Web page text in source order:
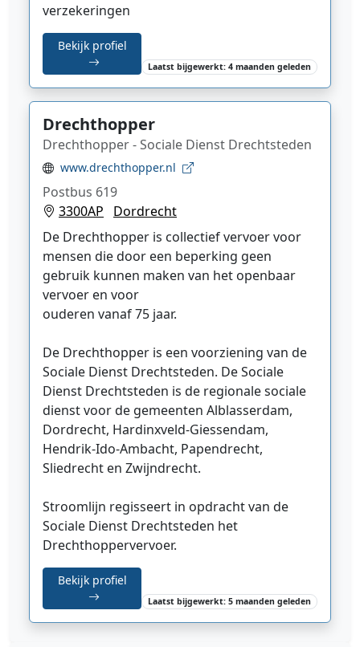
verzekeringen
Bekijk profiel
Laatst bijgewerkt: 4 maanden geleden
Drechthopper
Drechthopper - Sociale Dienst Drechtsteden
www.drechthopper.nl
Postbus 619
3300AP
Dordrecht
De Drechthopper is collectief vervoer voor
mensen die door een beperking geen
gebruik kunnen maken van het openbaar
vervoer en voor
ouderen vanaf 75 jaar.
De Drechthopper is een voorziening van de
Sociale Dienst Drechtsteden. De Sociale
Dienst Drechtsteden is de regionale sociale
dienst voor de gemeenten Alblasserdam,
Dordrecht, Hardinxveld-Giessendam,
Hendrik-Ido-Ambacht, Papendrecht,
Sliedrecht en Zwijndrecht.
Stroomlijn regisseert in opdracht van de
Sociale Dienst Drechtsteden het
Drechthoppervervoer.
Bekijk profiel
Laatst bijgewerkt: 5 maanden geleden